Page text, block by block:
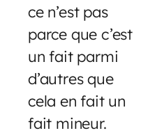
ce n’est pas
parce que c’est
un fait parmi
d’autres que
cela en fait un
fait mineur.